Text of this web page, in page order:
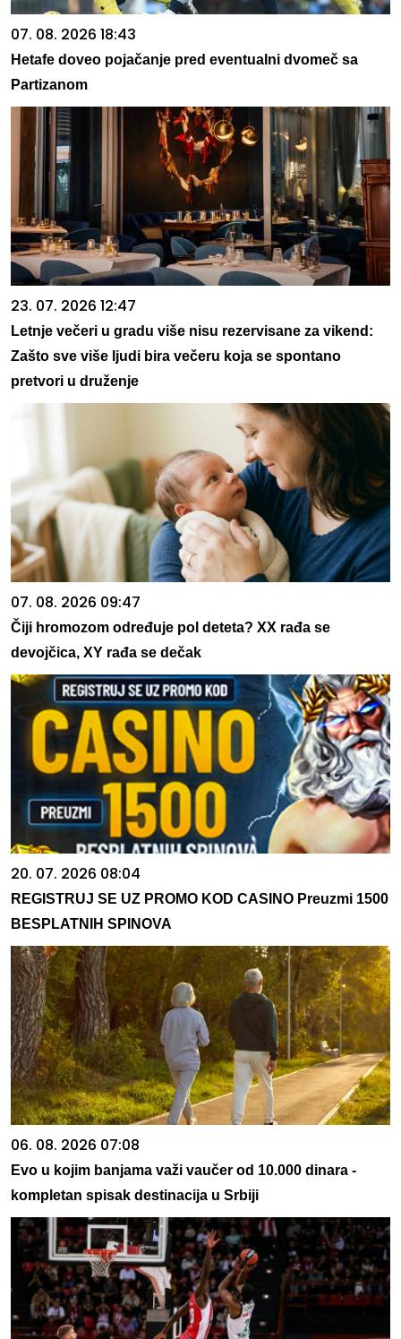
07. 08. 2026 18:43
Hetafe doveo pojačanje pred eventualni dvomeč sa
Partizanom
23. 07. 2026 12:47
Letnje večeri u gradu više nisu rezervisane za vikend:
Zašto sve više ljudi bira večeru koja se spontano
pretvori u druženje
07. 08. 2026 09:47
Čiji hromozom određuje pol deteta? XX rađa se
devojčica, XY rađa se dečak
20. 07. 2026 08:04
REGISTRUJ SE UZ PROMO KOD CASINO Preuzmi 1500
BESPLATNIH SPINOVA
06. 08. 2026 07:08
Evo u kojim banjama važi vaučer od 10.000 dinara -
kompletan spisak destinacija u Srbiji